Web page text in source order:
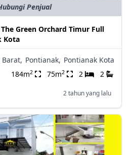
Penjual
Green Orchard Timur Full
Kota
Pontianak, Pontianak Kota
184m2 75m2 2 2
2 tahun yang lalu